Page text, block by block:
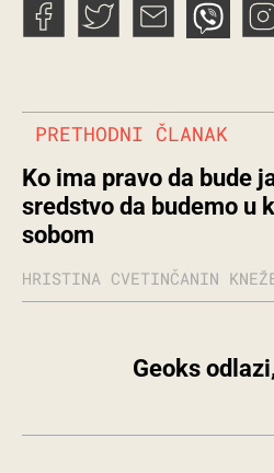
PRETHODNI ČLANAK
Ko ima pravo da bude
sredstvo da budemo u
sobom
HRISTINA CVETINČANIN
Geoks